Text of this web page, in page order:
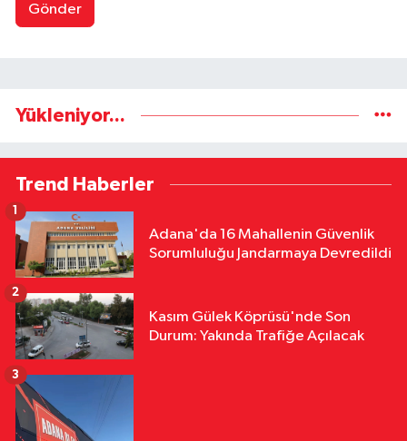
Gönder
Yükleniyor...
Trend Haberler
Adana'da 16 Mahallenin Güvenlik
Sorumluluğu Jandarmaya Devredildi
1
Kasım Gülek Köprüsü'nde Son
Durum: Yakında Trafiğe Açılacak
2
3